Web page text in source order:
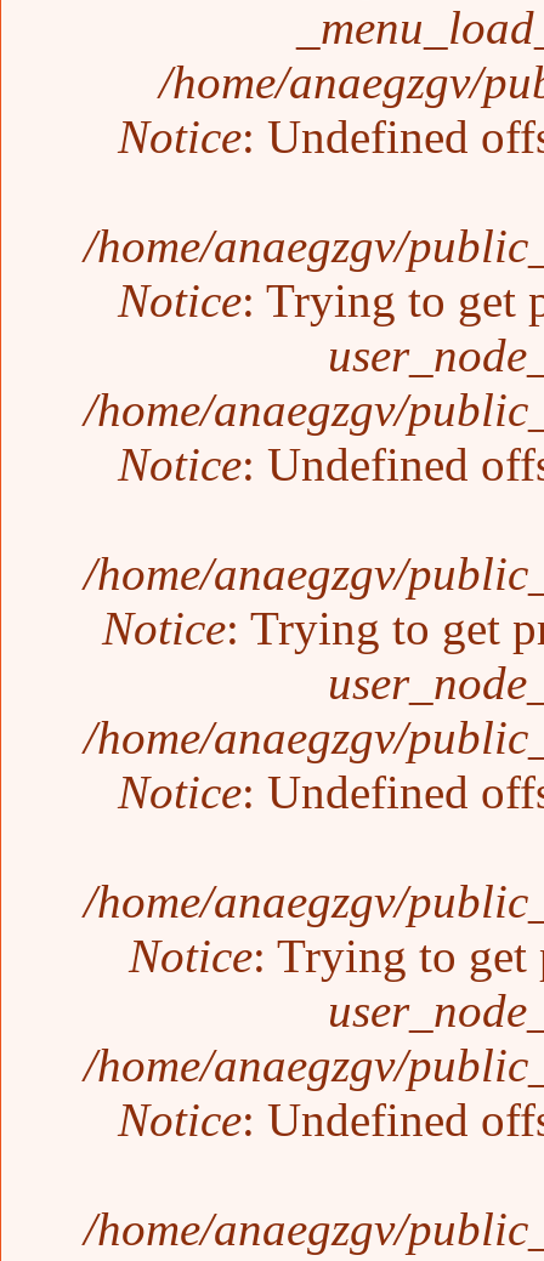
/home/anaegzgv/
Notice: Undefined
/home/anaegzgv/
Notice: Trying to get
/home/anaegzgv/
Notice: Undefined
/home/anaegzgv/
Notice: Trying to get
/home/anaegzgv/
Notice: Undefined
/home/anaegzgv/
Notice: Trying to get
/home/anaegzgv/
Notice: Undefined
/home/anaegzgv/